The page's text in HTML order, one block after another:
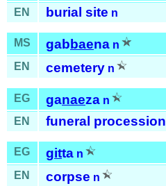
EN burial site n
MS gabbaena n
EN cemetery n
EG ganaeza n
EN funeral procession
EG gitta n
EN corpse n